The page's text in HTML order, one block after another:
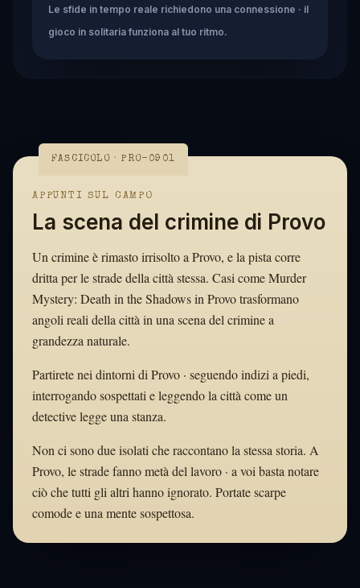
Le sfide in tempo reale richiedono una connessione · il
gioco in solitaria funziona al tuo ritmo.
FASCICOLO · PRO-0901
APPUNTI SUL CAMPO
La scena del crimine di Provo
Un crimine è rimasto irrisolto a Provo, e la pista corre
dritta per le strade della città stessa. Casi come Murder
Mystery: Death in the Shadows in Provo trasformano
angoli reali della città in una scena del crimine a
grandezza naturale.
Partirete nei dintorni di Provo · seguendo indizi a piedi,
interrogando sospettati e leggendo la città come un
detective legge una stanza.
Non ci sono due isolati che raccontano la stessa storia. A
Provo, le strade fanno metà del lavoro · a voi basta notare
ciò che tutti gli altri hanno ignorato. Portate scarpe
comode e una mente sospettosa.